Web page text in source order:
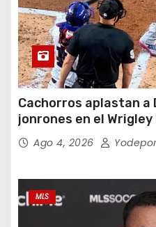
Cachorros aplastan a
jonrones en el Wrigley
Ago 4, 2026
MLS